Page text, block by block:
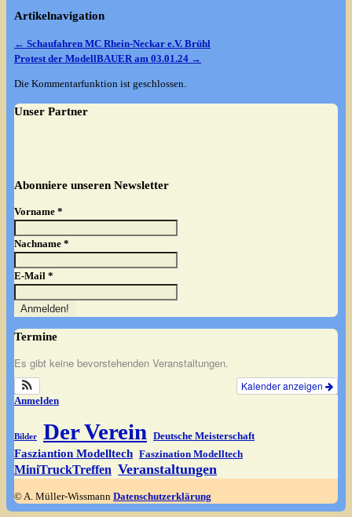
Artikelnavigation
← Schaufahren MC Rhein-Neckar e.V. Brühl
Protest der ModellBAUER am 03.01.24 →
Die Kommentarfunktion ist geschlossen.
Unser Partner
Abonniere unseren Newsletter
Vorname *
Nachname *
E-Mail *
Termine
Es gibt keine bevorstehenden Veranstaltungen.
Kalender anzeigen
Anmelden
Bilder Der Verein Deutsche Meisterschaft
Fasziantion Modelltech Faszination Modelltech
MiniTruckTreffen Veranstaltungen
© A. Müller-Wissmann Datenschutzerklärung